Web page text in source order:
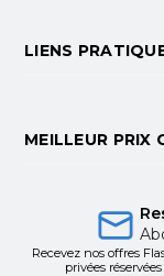
LIENS
MEILLEUR PRIX
Recevez nos offres
privées